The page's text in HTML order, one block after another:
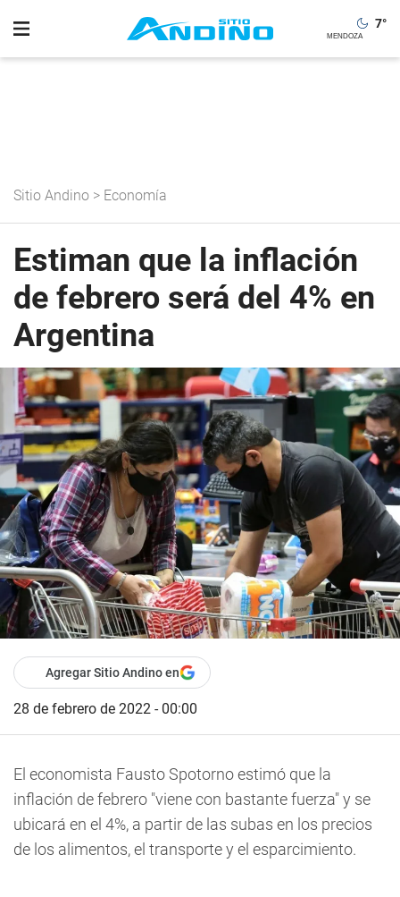
7°
Sitio Andino > Economía
Estiman que la inflación
de febrero será del 4% en
Argentina
Agregar Sitio Andino en
28 de febrero de 2022 - 00:00
El economista Fausto Spotorno estimó que la
inflación de febrero "viene con bastante fuerza" y se
ubicará en el 4%, a partir de las subas en los precios
de los alimentos, el transporte y el esparcimiento.